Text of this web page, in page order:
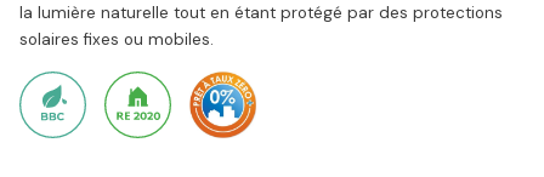
la lumière naturelle tout en étant protégé par des protections
solaires fixes ou mobiles.